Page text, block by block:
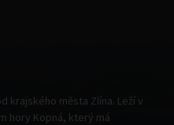
krajského města Zlína. Leží v
hory Kopná, který má